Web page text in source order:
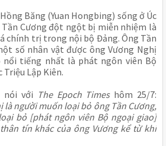
Băng (Yuan Hongbing) sống ở Úc
Cương đột ngột bị miễn nhiệm là
chính trị trong nội bộ Đảng. Ông Tần
số nhân vật được ông Vương Nghị
tiếng nhất là phát ngôn viên Bộ
Triệu Lập Kiên.
nói với The Epoch Timeshôm 25/7:
là người muốn loại bỏ ông Tần Cương,
bỏ [phát ngôn viên Bộ ngoại giao]
tín khác của ông Vương kể từ khi